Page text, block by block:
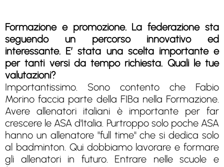
Formazione e promozione. La federazione sta
seguendo un percorso innovativo ed
interessante. E’ stata una scelta importante e
per tanti versi da tempo richiesta. Quali le tue
valutazioni?
Importantissimo. Sono contento che Fabio
Morino faccia parte della FIBa nella Formazione.
Avere allenatori italiani è importante per far
crescere le ASA d'Italia. Purtroppo solo poche ASA
hanno un allenatore "full time" che si dedica solo
al badminton. Qui dobbiamo lavorare e formare
gli allenatori in futuro. Entrare nelle scuole e